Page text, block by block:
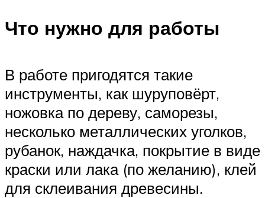
Что нужно для работы
В работе пригодятся такие
инструменты, как шуруповёрт,
ножовка по дереву, саморезы,
несколько металлических уголков,
рубанок, наждачка, покрытие в виде
краски или лака (по желанию), клей
для склеивания древесины.